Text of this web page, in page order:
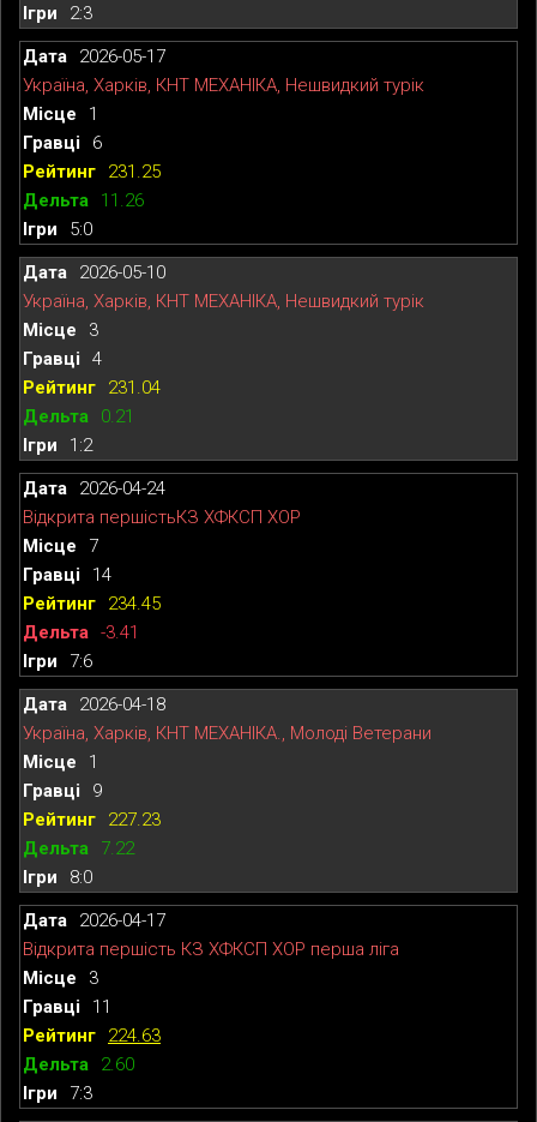
2:3
2026-05-17
Україна, Харків, КНТ МЕХАНІКА, Нешвидкий турік
1
6
231.25
11.26
5:0
2026-05-10
Україна, Харків, КНТ МЕХАНІКА, Нешвидкий турік
3
4
231.04
0.21
1:2
2026-04-24
Відкрита першістьКЗ ХФКСП ХОР
7
14
234.45
-3.41
7:6
2026-04-18
Україна, Харків, КНТ МЕХАНІКА., Молоді Ветерани
1
9
227.23
7.22
8:0
2026-04-17
Відкрита першість КЗ ХФКСП ХОР перша ліга
3
11
224.63
2.60
7:3